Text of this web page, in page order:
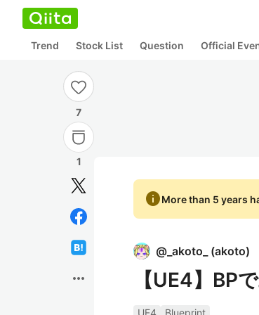
Trend Stock List Question Official
7
1
more_horiz
infoMore than 5 years
@ _akoto_ (akoto)
【UE4】BP
UE4
Blueprint